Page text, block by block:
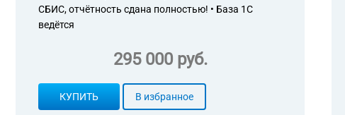
СБИС, отчётность сдана полностью! • База 1С
ведётся
295 000 руб.
КУПИТЬ В избранное